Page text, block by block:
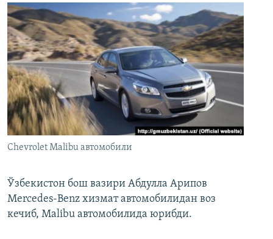
Chevrolet Malibu автомобили
Ўзбекистон бош вазири Абдулла Арипов
Mercedes-Benz хизмат автомобилидан воз
кечиб, Malibu автомобилида юрибди.